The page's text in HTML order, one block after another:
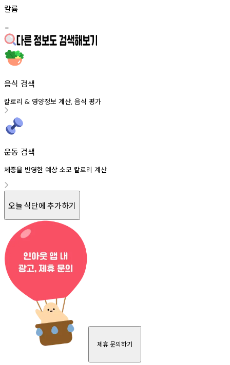
칼륨
-
음식 검색
칼로리 & 영양정보 계산, 음식 평가
운동 검색
체중을 반영한 예상 소모 칼로리 계산
오늘 식단에 추가하기
제휴 문의하기